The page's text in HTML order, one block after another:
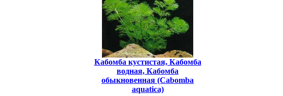
Кабомба кустистая, Кабомба
водная, Кабомба
обыкновенная (Cabomba
aquatica)